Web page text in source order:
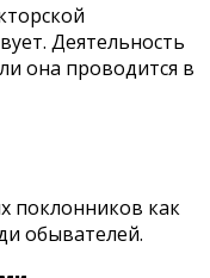
Деятельность
она проводится в
поклонников как
обывателей.